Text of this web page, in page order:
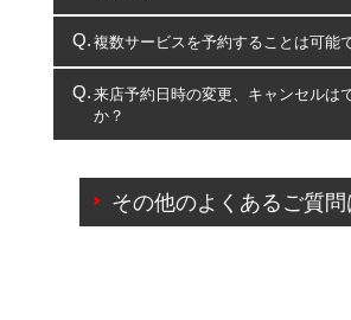
コクピット・タイヤ館のみとなりま
複数サービスを予約することは可能
複数サービスのご予約は可能です。
一部の商品・サービスの組み合わせに限
出来ないものもございます。
来店予約日時の変更、キャンセルは
か？
ご来店予約日の3営業日前を過ぎてい
の日時変更につきましては、直接ご
その他のよくあるご質問